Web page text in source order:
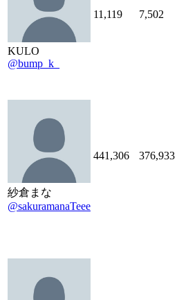
KULO
@bump_k_
11,119 7,502
紗倉まな
@sakuramanaTeee
441,306 376,933